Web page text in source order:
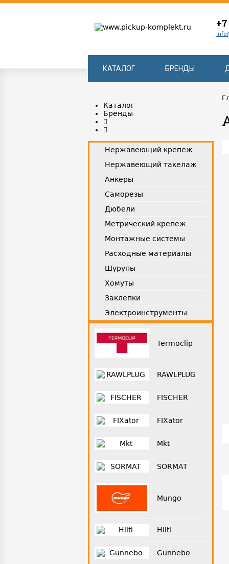
КАТАЛОГ БРЕНДЫ
Каталог
Бренды
Нержавеющий крепеж
Нержавеющий такелаж
Анкеры
Саморезы
Дюбели
Метрический крепеж
Монтажные системы
Расходные материалы
Шурупы
Хомуты
Заклепки
Электроинструменты
Termoclip
RAWLPLUG
FISCHER
FIXator
Mkt
SORMAT
Mungo
Hilti
Gunnebo